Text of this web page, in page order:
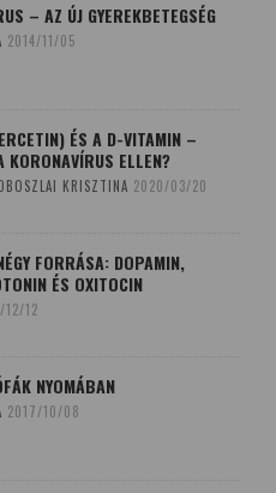
– AZ ÚJ GYEREKBETEGSÉG
2014/11/05
ÉS A D-VITAMIN –
KORONAVÍRUS ELLEN?
KRISZTINA 2020/03/20
FORRÁSA: DOPAMIN,
ÉS OXITOCIN
12/12
NYOMÁBAN
2017/10/08